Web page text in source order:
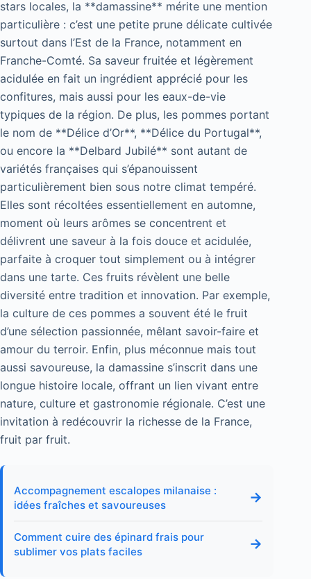
stars locales, la **damassine** mérite une mention
particulière : c’est une petite prune délicate cultivée
surtout dans l’Est de la France, notamment en
Franche-Comté. Sa saveur fruitée et légèrement
acidulée en fait un ingrédient apprécié pour les
confitures, mais aussi pour les eaux-de-vie
typiques de la région. De plus, les pommes portant
le nom de **Délice d’Or**, **Délice du Portugal**,
ou encore la **Delbard Jubilé** sont autant de
variétés françaises qui s’épanouissent
particulièrement bien sous notre climat tempéré.
Elles sont récoltées essentiellement en automne,
moment où leurs arômes se concentrent et
délivrent une saveur à la fois douce et acidulée,
parfaite à croquer tout simplement ou à intégrer
dans une tarte. Ces fruits révèlent une belle
diversité entre tradition et innovation. Par exemple,
la culture de ces pommes a souvent été le fruit
d’une sélection passionnée, mêlant savoir-faire et
amour du terroir. Enfin, plus méconnue mais tout
aussi savoureuse, la damassine s’inscrit dans une
longue histoire locale, offrant un lien vivant entre
nature, culture et gastronomie régionale. C’est une
invitation à redécouvrir la richesse de la France,
fruit par fruit.
Accompagnement escalopes milanaise :
idées fraîches et savoureuses
→
Comment cuire des épinard frais pour
sublimer vos plats faciles
→